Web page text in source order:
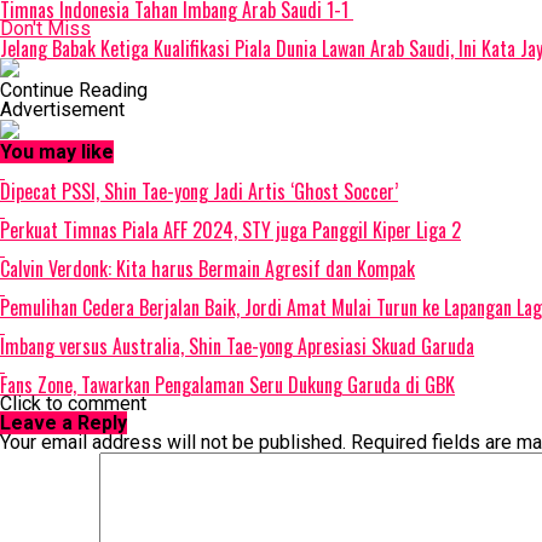
Timnas Indonesia Tahan Imbang Arab Saudi 1-1
Don't Miss
Jelang Babak Ketiga Kualifikasi Piala Dunia Lawan Arab Saudi, Ini Kata
Continue Reading
Advertisement
You may like
Dipecat PSSI, Shin Tae-yong Jadi Artis ‘Ghost Soccer’
Perkuat Timnas Piala AFF 2024, STY juga Panggil Kiper Liga 2
Calvin Verdonk: Kita harus Bermain Agresif dan Kompak
Pemulihan Cedera Berjalan Baik, Jordi Amat Mulai Turun ke Lapangan
Imbang versus Australia, Shin Tae-yong Apresiasi Skuad Garuda
Fans Zone, Tawarkan Pengalaman Seru Dukung Garuda di GBK
Click to comment
Leave a Reply
Your email address will not be published. Required fields are